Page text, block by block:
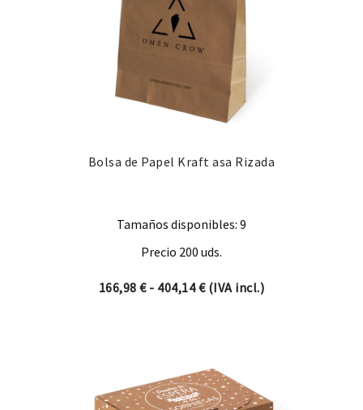
Bolsa de Papel Kraft asa Rizada
Tamaños disponibles: 9
Precio 200 uds.
166,98€ - 404,14€Rango de precios: desde
(IVA incl.)